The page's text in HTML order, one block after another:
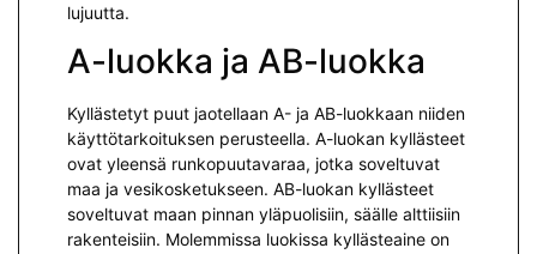
lujuutta.
A-luokka ja AB-luokka
Kyllästetyt puut jaotellaan A- ja AB-luokkaan niiden
käyttötarkoituksen perusteella. A-luokan kyllästeet
ovat yleensä runkopuutavaraa, jotka soveltuvat
maa ja vesikosketukseen. AB-luokan kyllästeet
soveltuvat maan pinnan yläpuolisiin, säälle alttiisiin
rakenteisiin. Molemmissa luokissa kyllästeaine on